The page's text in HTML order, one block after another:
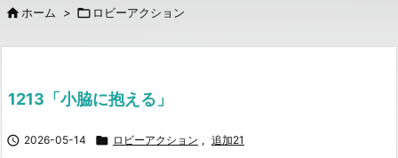

 ホーム >  ロビーアクション
1213「小脇に抱える」
 2026-05-14  ロビーアクション , 追加21